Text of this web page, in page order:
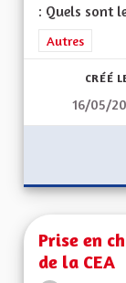
: Quels sont
Filtrer les
Autres
CRÉÉ
16/05/
Prise en
de la CEA